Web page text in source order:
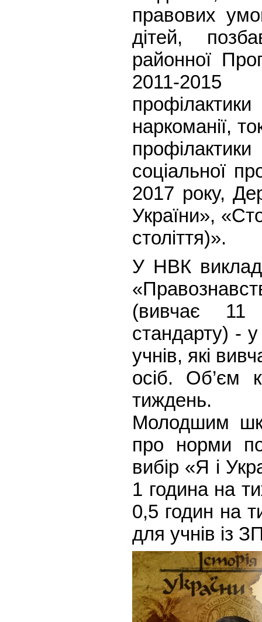
правових
дітей,
районної
2011-2015
наркоманії,
соціальної
2017 року,
України»,
століття)».
У НВК
(вивчає 11
стандарту) - у
учнів, які
осіб. Об’єм
тиждень.
Молодшим
про норми
вибір «Я і
1 година на
0,5 годин на
для учнів із